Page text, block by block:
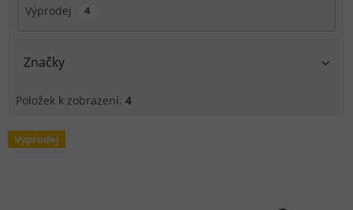
Výprodej 4
Značky
Položek k zobrazení: 4
Výpis produktů
Výprodej